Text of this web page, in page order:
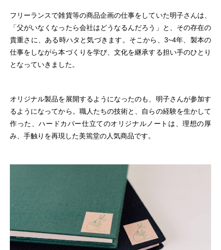
フリーランスで雑貨等の商品企画の仕事をしていた明子さんは、
「父がいなくなったら会社はどうなるんだろう」と、その存在の
貴重さに、ある時ハタと気づきます。そこから、3~4年、製本の
仕事をしながら本づくりを学び、文化を継承する担い手のひとり
となっていきました。
オリジナル製品を展開するようになったのも、明子さんが参加す
るようになってから。職人たちの技術と、自らの経験を生かして
作った、ハードカバー仕立てのオリジナルノートは、理想の厚
み、手触りを再現した美篶堂の人気商品です。